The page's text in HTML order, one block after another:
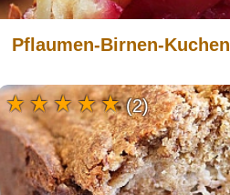
Pflaumen-Birnen-Kuchen
(2)